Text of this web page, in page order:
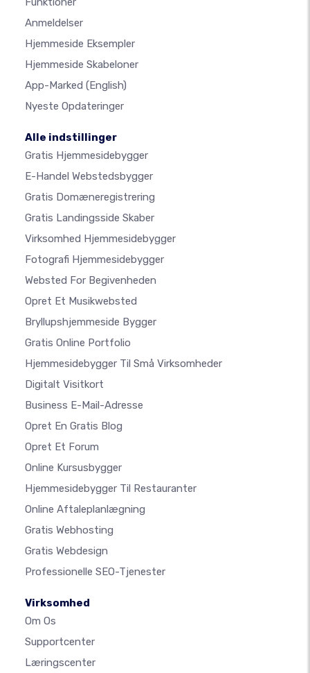
Anmeldelser
Hjemmeside Eksempler
Hjemmeside Skabeloner
App-Marked (English)
Nyeste Opdateringer
Alle indstillinger
Gratis Hjemmesidebygger
E-Handel Webstedsbygger
Gratis Domæneregistrering
Gratis Landingsside Skaber
Virksomhed Hjemmesidebygger
Fotografi Hjemmesidebygger
Websted For Begivenheden
Opret Et Musikwebsted
Bryllupshjemmeside Bygger
Gratis Online Portfolio
Hjemmesidebygger Til Små Virksomheder
Digitalt Visitkort
Business E-Mail-Adresse
Opret En Gratis Blog
Opret Et Forum
Online Kursusbygger
Hjemmesidebygger Til Restauranter
Online Aftaleplanlægning
Gratis Webhosting
Gratis Webdesign
Professionelle SEO-Tjenester
Virksomhed
Om Os
Supportcenter
Læringscenter